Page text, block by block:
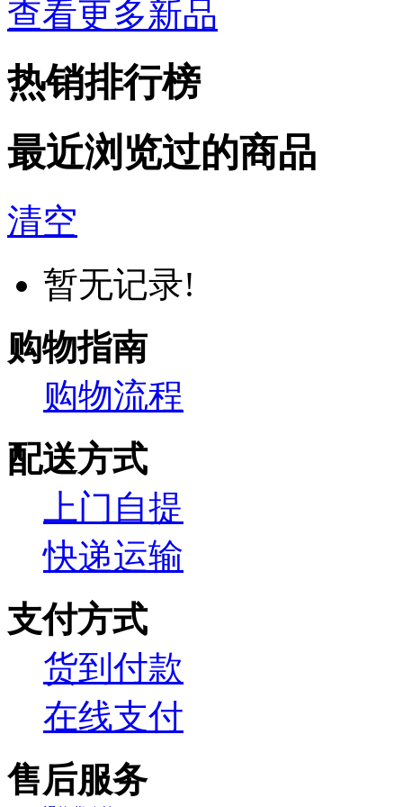
查看更多新品
热销排行榜
最近浏览过的商品
清空
暂无记录!
购物指南
购物流程
配送方式
上门自提
快递运输
支付方式
货到付款
在线支付
售后服务